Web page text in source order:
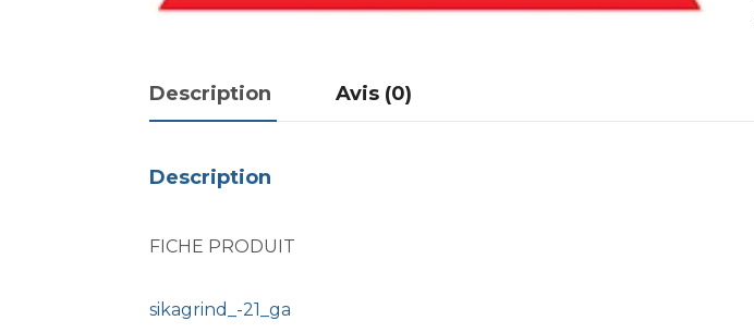
Description Avis (0)
Description
FICHE PRODUIT
sikagrind_-21_ga